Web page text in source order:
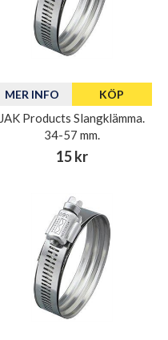
MER INFO KÖP
JAK Products Slangklämma.
34-57 mm.
15 kr